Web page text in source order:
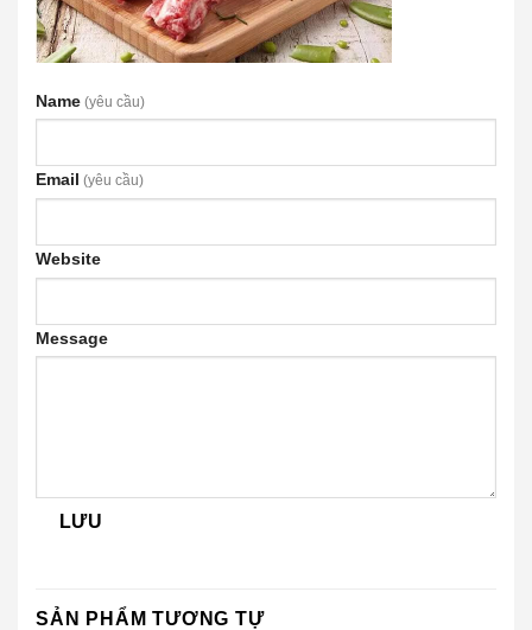
Name (yêu cầu)
Email (yêu cầu)
Website
Message
LƯU
SẢN PHẨM TƯƠNG TỰ